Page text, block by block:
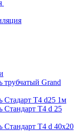
трубчатый Grand
Стадарт Т4 d25 1м
Стандарт Т4 d 25
Стандарт Т4 d 40х20